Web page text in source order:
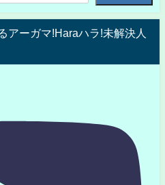
アーガマ!Haraハラ!未解決人